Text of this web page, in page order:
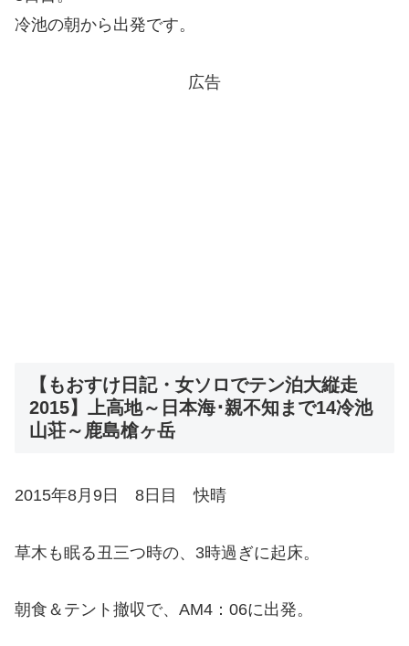
冷池の朝から出発です。
広告
【もおすけ日記・女ソロでテン泊大縦走
2015】上高地～日本海･親不知まで14冷池
山荘～鹿島槍ヶ岳
2015年8月9日 8日目 快晴
草木も眠る丑三つ時の、3時過ぎに起床。
朝食＆テント撤収で、AM4：06に出発。